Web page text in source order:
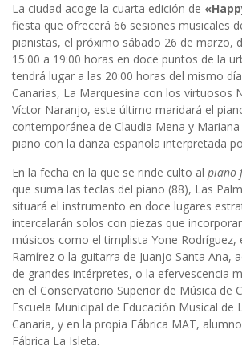
La ciudad acoge la cuarta edición de
fiesta que ofrecerá 66 sesiones musicales
pianistas, el próximo sábado 26 de marzo,
15:00 a 19:00 horas en doce puntos de la
tendrá lugar a las 20:00 horas del mismo
Canarias, La Marquesina con los virtuosos
Víctor Naranjo, este último maridará el
contemporánea de Claudia Mena y
piano con la danza española interpretada
En la fecha en la que se rinde culto al piano
que suma las teclas del piano (88), Las
situará el instrumento en doce lugares
intercalarán solos con piezas que
músicos como el timplista Yone Rodríguez,
Ramírez o la guitarra de Juanjo Santa Ana,
de grandes intérpretes, o la efervescencia
en el Conservatorio Superior de Música de
Escuela Municipal de Educación Musical de
Canaria, y en la propia Fábrica MAT,
Fábrica La Isleta.